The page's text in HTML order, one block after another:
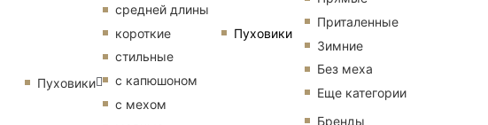
Пуховики
Приталенные
Зимние
Без меха
Еще категории
Бренды
Пуховики
средней длины
короткие
стильные
с капюшоном
с мехом